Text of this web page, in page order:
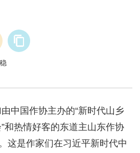
稳
中国作协主办的“新时代山乡
和热情好客的东道主山东作协
这是作家们在习近平新时代中